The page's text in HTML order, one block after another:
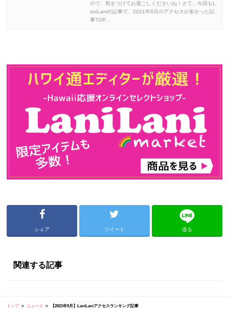
ので、気をつけてお過ごしくださいね！さて、今回もL
aniLaniの記事で、2021年8月のアクセスが多かった記
事TOP...
シェア ツイート 送る
関連する記事
トップ ニュース 【2021年9月】LaniLaniアクセスランキング記事